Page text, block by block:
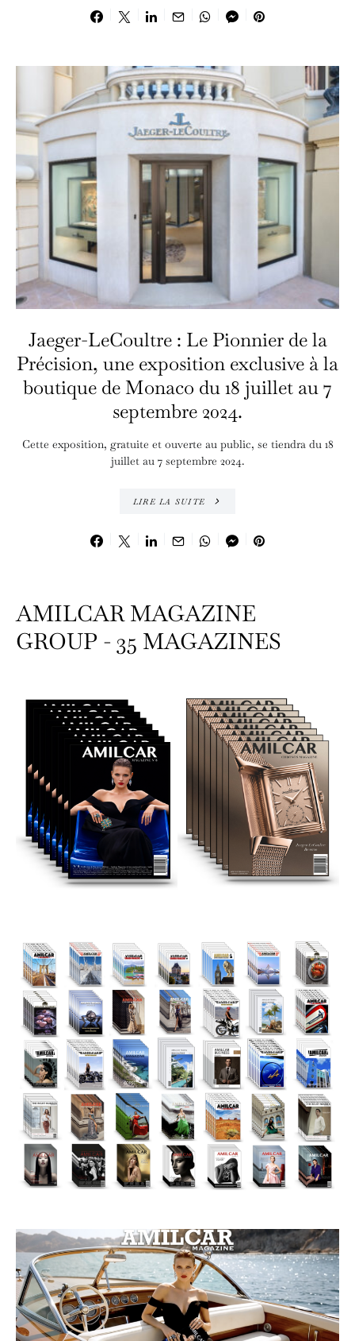
Jaeger-LeCoultre : Le Pionnier de la
Précision, une exposition exclusive à la
boutique de Monaco du 18 juillet au 7
septembre 2024.
Cette exposition, gratuite et ouverte au public, se tiendra du 18
juillet au 7 septembre 2024.
LIRE LA SUITE
AMILCAR MAGAZINE
GROUP - 35 MAGAZINES